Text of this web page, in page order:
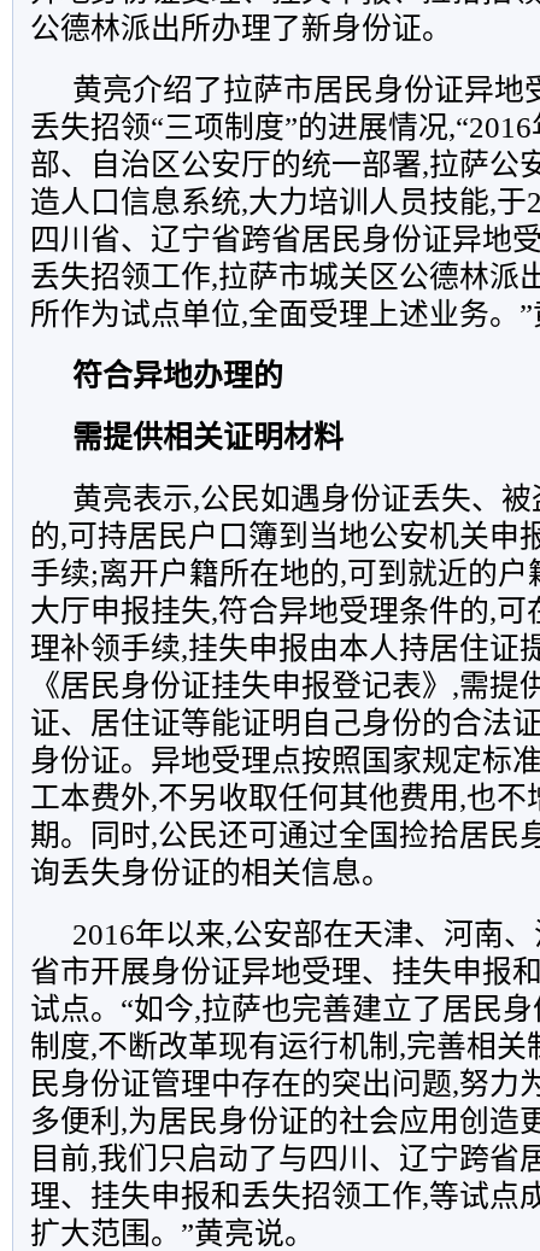
公德林派出所办理了新身份证。
黄亮介绍了拉萨市居民身份证异地
丢失招领“三项制度”的进展情况
部、自治区公安厅的统一部署,拉萨公
造人口信息系统,大力培训人员技能,于
四川省、辽宁省跨省居民身份证异地
丢失招领工作,拉萨市城关区公德林派
所作为试点单位,全面受理上述业务。
符合异地办理的
需提供相关证明材料
黄亮表示,公民如遇身份证丢失、
的,可持居民户口簿到当地公安机关申
手续;离开户籍所在地的,可到就近的户
大厅申报挂失,符合异地受理条件的,可
理补领手续,挂失申报由本人持居住证
《居民身份证挂失申报登记表》,需提
证、居住证等能证明自己身份的合法
身份证。异地受理点按照国家规定标
工本费外,不另收取任何其他费用,也不
期。同时,公民还可通过全国捡拾居民
询丢失身份证的相关信息。
2016年以来,公安部在天津、河南
省市开展身份证异地受理、挂失申报
试点。“如今,拉萨也完善建立了居民
制度,不断改革现有运行机制,完善相关
民身份证管理中存在的突出问题,努力
多便利,为居民身份证的社会应用创造
目前,我们只启动了与四川、辽宁跨省
理、挂失申报和丢失招领工作,等试点
扩大范围。”黄亮说。